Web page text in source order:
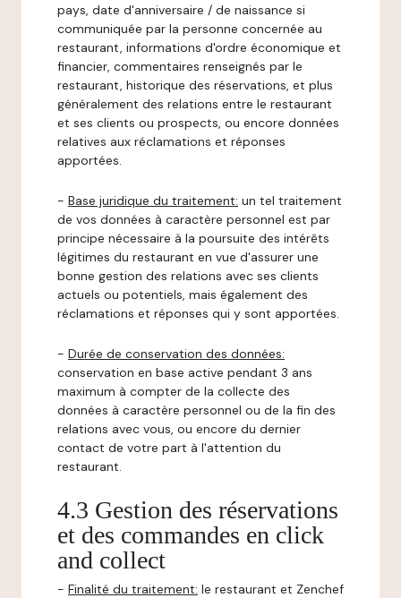
pays, date d'anniversaire / de naissance si
communiquée par la personne concernée au
restaurant, informations d'ordre économique et
financier, commentaires renseignés par le
restaurant, historique des réservations, et plus
généralement des relations entre le restaurant
et ses clients ou prospects, ou encore données
relatives aux réclamations et réponses
apportées.
- Base juridique du traitement: un tel traitement
de vos données à caractère personnel est par
principe nécessaire à la poursuite des intérêts
légitimes du restaurant en vue d'assurer une
bonne gestion des relations avec ses clients
actuels ou potentiels, mais également des
réclamations et réponses qui y sont apportées.
- Durée de conservation des données:
conservation en base active pendant 3 ans
maximum à compter de la collecte des
données à caractère personnel ou de la fin des
relations avec vous, ou encore du dernier
contact de votre part à l'attention du
restaurant.
4.3 Gestion des réservations
et des commandes en click
and collect
- Finalité du traitement: le restaurant et Zenchef